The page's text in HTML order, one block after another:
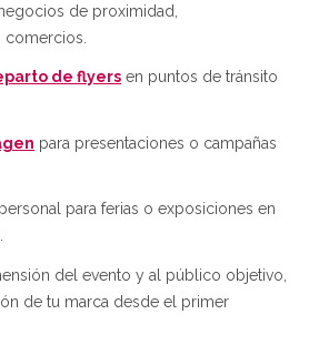
de proximidad,
de flyers en puntos de tránsito
para presentaciones o campañas
para ferias o exposiciones en
del evento y al público objetivo,
de tu marca desde el primer